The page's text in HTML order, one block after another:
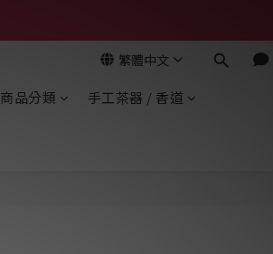
繁體中文
品分類
手工茶器 / 香道